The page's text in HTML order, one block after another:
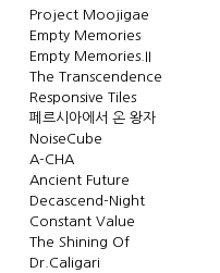
Project Moojigae
Empty Memories
Empty Memories.II
The Transcendence
Responsive Tiles
페르시아에서 온 왕자
NoiseCube
A-CHA
Ancient Future
Decascend-Night
Constant Value
The Shining Of
Dr.Caligari